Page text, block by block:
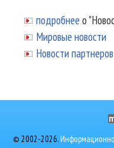
подробнее о
Мировые новости
Новости партнеров
© 2002-2026.